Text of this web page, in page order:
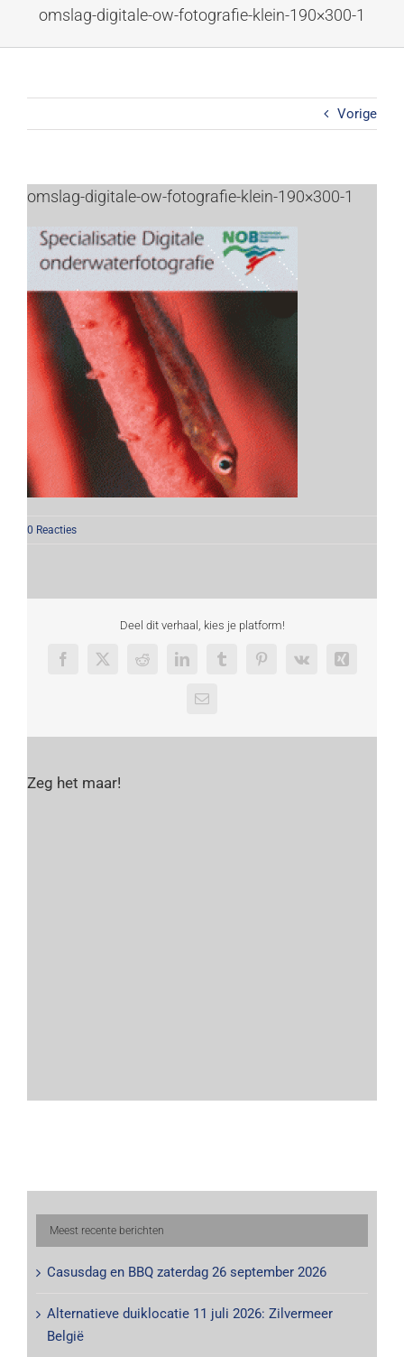
omslag-digitale-ow-fotografie-klein-190×300-1
Vorige
omslag-digitale-ow-fotografie-klein-190×300-1
0 Reacties
Deel dit verhaal, kies je platform!
Facebook
X RedditLinkedInTumblrPinterest
Vk Xing
E-
Zeg het maar!
Meest recente berichten
Casusdag en BBQ zaterdag 26 september 2026
Alternatieve duiklocatie 11 juli 2026: Zilvermeer
België